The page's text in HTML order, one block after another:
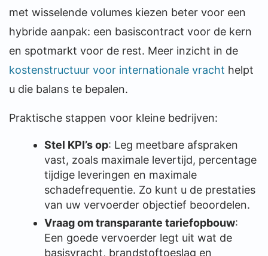
met wisselende volumes kiezen beter voor een
hybride aanpak: een basiscontract voor de kern
en spotmarkt voor de rest. Meer inzicht in de
kostenstructuur voor internationale vracht helpt
u die balans te bepalen.
Praktische stappen voor kleine bedrijven:
Stel KPI’s op: Leg meetbare afspraken
vast, zoals maximale levertijd, percentage
tijdige leveringen en maximale
schadefrequentie. Zo kunt u de prestaties
van uw vervoerder objectief beoordelen.
Vraag om transparante tariefopbouw:
Een goede vervoerder legt uit wat de
basisvracht, brandstoftoeslag en